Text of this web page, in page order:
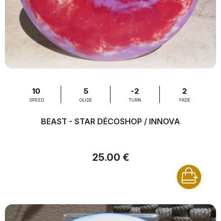
10
SPEED
5
GLIDE
-2
TURN
2
FADE
BEAST - STAR DÉCOSHOP / INNOVA
25.00 €